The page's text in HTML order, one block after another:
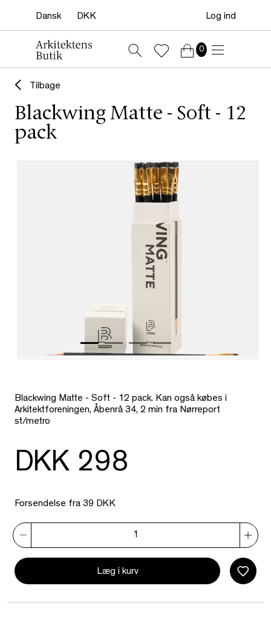
Log ind
0
Tilbage
Blackwing Matte - Soft - 12
pack
Blackwing Matte - Soft - 12 pack. Kan også købes i
Arkitektforeningen, Åbenrå 34, 2 min fra Nørreport
st/metro
DKK 298
Forsendelse fra 39 DKK
Læg i kurv